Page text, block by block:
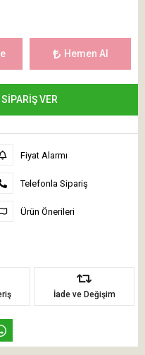
Hemen Al
VER
Fiyat Alarmı
Telefonla Sipariş
Ürün Önerileri
İade ve Değişim